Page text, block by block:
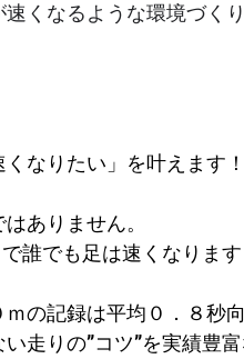
くなるような環境づく
なりたい」を叶えます！
ありません。
誰でも足は速くなります
の記録は平均０．８秒向
走りの”コツ”を実績豊